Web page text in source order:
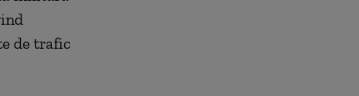
de trafic